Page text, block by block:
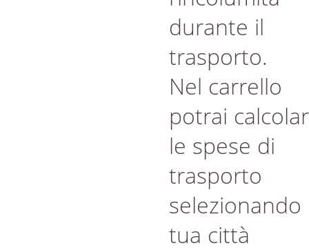
durante il
trasporto.
Nel carrello
potrai
le spese di
trasporto
selezionando
tua città